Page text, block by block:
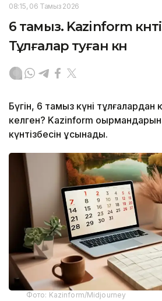
08:15, 06 Тамыз 2026
6 тамыз. Kazinform
Тұлғалар туған күн
Бүгін, 6 тамыз күні тұлғалардан
келген? Kazinform
күнтізбесін ұсынады.
Фото: Kazinform/Midjourney